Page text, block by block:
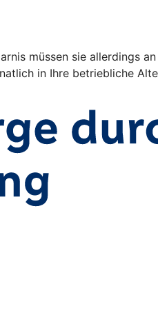
müssen sie allerdings
in Ihre betriebliche